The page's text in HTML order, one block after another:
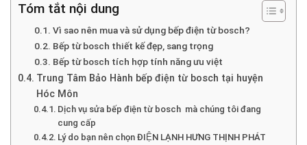
Tóm tắt nội dung
Vì sao nên mua và sử dụng bếp điện từ bosch?
Bếp từ bosch thiết kế đẹp, sang trọng
Bếp từ bosch tích hợp tính năng ưu việt
Trung Tâm Bảo Hành bếp điện từ bosch tại huyện
Hóc Môn
Dịch vụ sửa bếp điện từ bosch mà chúng tôi đang
cung cấp
Lý do bạn nên chọn ĐIỆN LẠNH HƯNG THỊNH PHÁT